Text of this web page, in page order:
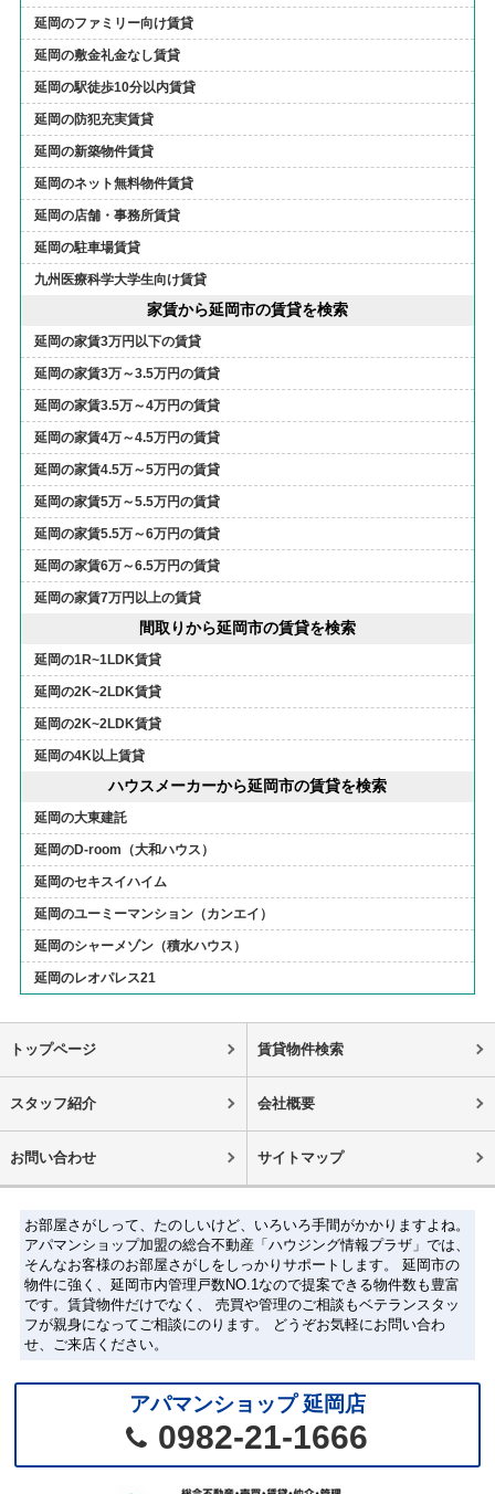
延岡のファミリー向け賃貸
延岡の敷金礼金なし賃貸
延岡の駅徒歩10分以内賃貸
延岡の防犯充実賃貸
延岡の新築物件賃貸
延岡のネット無料物件賃貸
延岡の店舗・事務所賃貸
延岡の駐車場賃貸
九州医療科学大学生向け賃貸
家賃から延岡市の賃貸を検索
延岡の家賃3万円以下の賃貸
延岡の家賃3万～3.5万円の賃貸
延岡の家賃3.5万～4万円の賃貸
延岡の家賃4万～4.5万円の賃貸
延岡の家賃4.5万～5万円の賃貸
延岡の家賃5万～5.5万円の賃貸
延岡の家賃5.5万～6万円の賃貸
延岡の家賃6万～6.5万円の賃貸
延岡の家賃7万円以上の賃貸
間取りから延岡市の賃貸を検索
延岡の1R~1LDK賃貸
延岡の2K~2LDK賃貸
延岡の2K~2LDK賃貸
延岡の4K以上賃貸
ハウスメーカーから延岡市の賃貸を検索
延岡の大東建託
延岡のD-room（大和ハウス）
延岡のセキスイハイム
延岡のユーミーマンション（カンエイ）
延岡のシャーメゾン（積水ハウス）
延岡のレオパレス21
トップページ 賃貸物件検索
スタッフ紹介 会社概要
お問い合わせ サイトマップ
お部屋さがしって、たのしいけど、いろいろ手間がかかりますよね。
アパマンショップ加盟の総合不動産「ハウジング情報プラザ」では、
そんなお客様のお部屋さがしをしっかりサポートします。 延岡市の
物件に強く、延岡市内管理戸数NO.1なので提案できる物件数も豊富
です。賃貸物件だけでなく、 売買や管理のご相談もベテランスタッ
フが親身になってご相談にのります。 どうぞお気軽にお問い合わ
せ、ご来店ください。
アパマンショップ 延岡店
0982-21-1666